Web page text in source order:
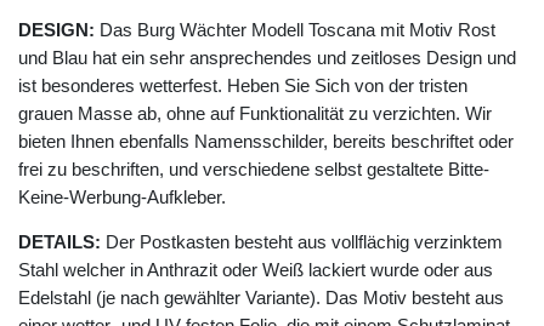
DESIGN: Das Burg Wächter Modell Toscana mit Motiv Rost
und Blau hat ein sehr ansprechendes und zeitloses Design und
ist besonderes wetterfest. Heben Sie Sich von der tristen
grauen Masse ab, ohne auf Funktionalität zu verzichten. Wir
bieten Ihnen ebenfalls Namensschilder, bereits beschriftet oder
frei zu beschriften, und verschiedene selbst gestaltete Bitte-
Keine-Werbung-Aufkleber.
DETAILS: Der Postkasten besteht aus vollflächig verzinktem
Stahl welcher in Anthrazit oder Weiß lackiert wurde oder aus
Edelstahl (je nach gewählter Variante). Das Motiv besteht aus